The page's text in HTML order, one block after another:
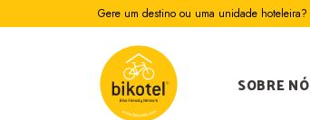
Gere um destino ou uma unidade
SOBRE